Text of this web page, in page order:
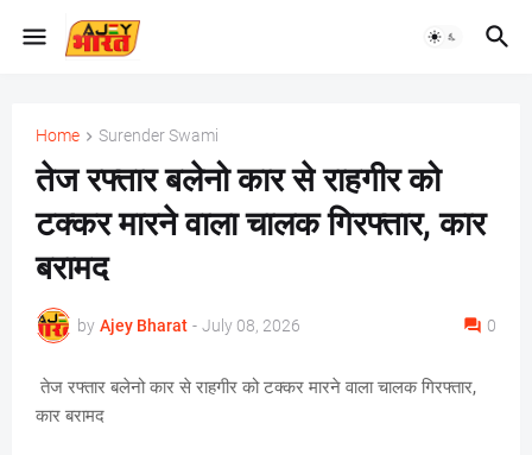
Home Surender Swami
तेज रफ्तार बलेनो कार से राहगीर को
टक्कर मारने वाला चालक गिरफ्तार, कार
बरामद
by Ajey Bharat - July 08, 2026 0
तेज रफ्तार बलेनो कार से राहगीर को टक्कर मारने वाला चालक गिरफ्तार,
कार बरामद